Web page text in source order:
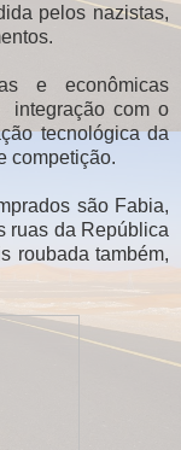
pelos nazistas,
e econômicas
integração com o
tecnológica da
competição.
são Fabia,
ruas da República
roubada também,